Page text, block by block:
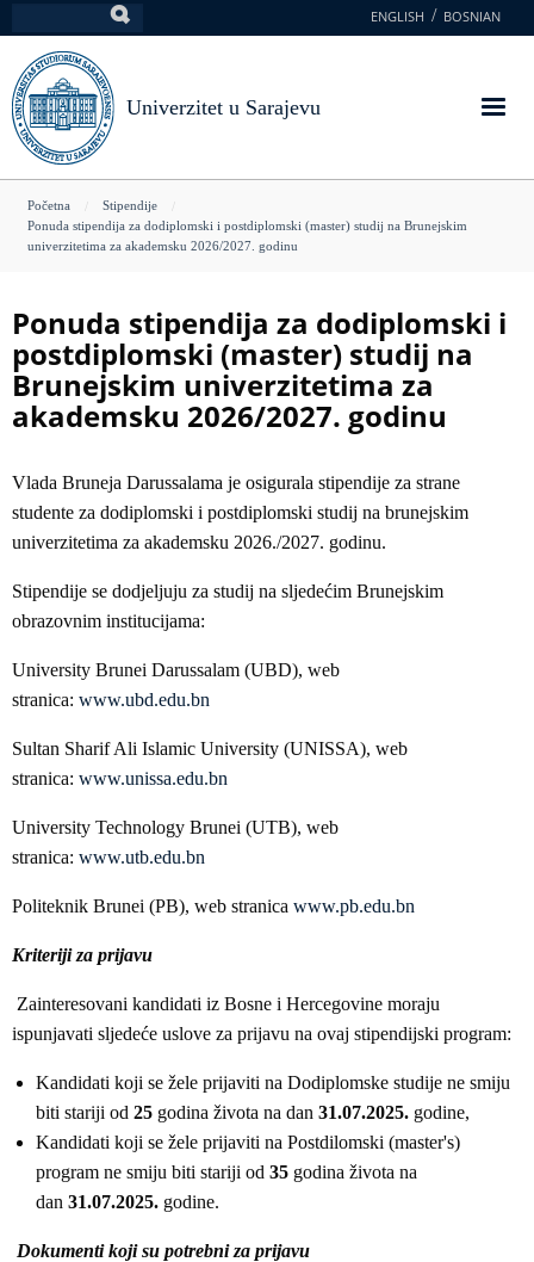
na
glavni
sadržaj
ENGLISH BOSNIAN
Univerzitet u Sarajevu
You
are
Početna
Stipendije
Ponuda stipendija za dodiplomski i postdiplomski (master) studij na Brunejskim
univerzitetima za akademsku 2026/2027. godinu
Ponuda stipendija za dodiplomski i
postdiplomski (master) studij na
Brunejskim univerzitetima za
akademsku 2026/2027. godinu
Vlada Bruneja Darussalama je osigurala stipendije za strane
studente za dodiplomski i postdiplomski studij na brunejskim
univerzitetima za akademsku 2026./2027. godinu.
Stipendije se dodjeljuju za studij na sljedećim Brunejskim
obrazovnim institucijama:
University Brunei Darussalam (UBD), web
stranica: www.ubd.edu.bn
Sultan Sharif Ali Islamic University (UNISSA), web
stranica: www.unissa.edu.bn
University Technology Brunei (UTB), web
stranica: www.utb.edu.bn
Politeknik Brunei (PB), web stranica www.pb.edu.bn
Kriteriji za prijavu
Zainteresovani kandidati iz Bosne i Hercegovine moraju
ispunjavati sljedeće uslove za prijavu na ovaj stipendijski program:
Kandidati koji se žele prijaviti na Dodiplomske studije ne smiju
biti stariji od 25 godina života na dan 31.07.2025. godine,
Kandidati koji se žele prijaviti na Postdilomski (master's)
program ne smiju biti stariji od 35 godina života na
dan 31.07.2025. godine.
Dokumenti koji su potrebni za prijavu